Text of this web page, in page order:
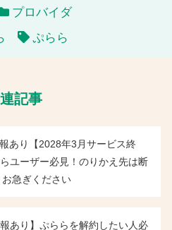
プロバイダ
ぷらら
記事
あり【2028年3月サービス終
ユーザー必見！のりかえ先は断
急ぎください
報あり】ぷららを解約したい人必